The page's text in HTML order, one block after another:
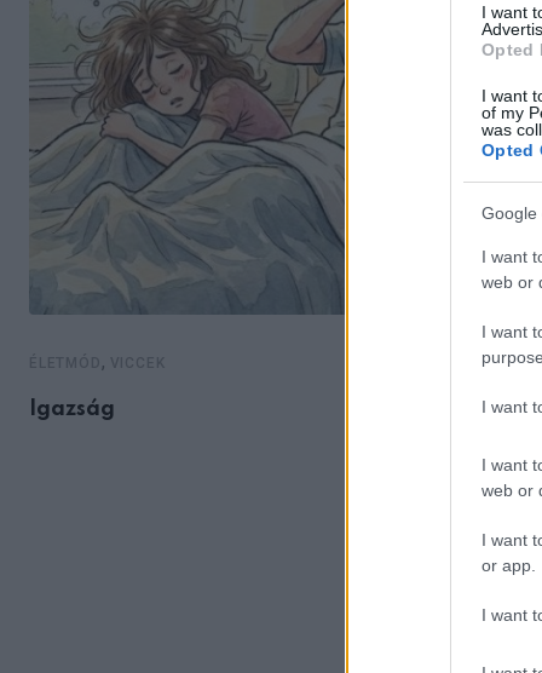
I want
Opted
I want
of my
was
Opted
Google
I want
web or
I want
I want
I want
web or
I want
or app.
I want
,
Igazság